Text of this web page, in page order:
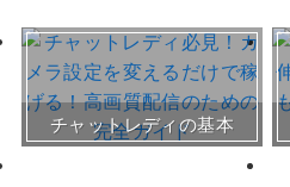
チャットレディの基本
おすすめチャトレ事務所＆
サイト